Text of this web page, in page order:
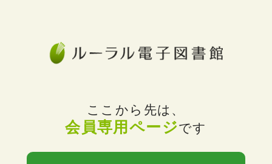
ここから先は、
会員専用ページです